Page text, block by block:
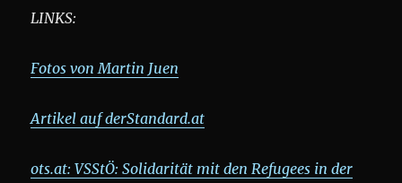
LINKS:
Fotos von Martin Juen
Artikel auf derStandard.at
ots.at: VSStÖ: Solidarität mit den Refugees in der